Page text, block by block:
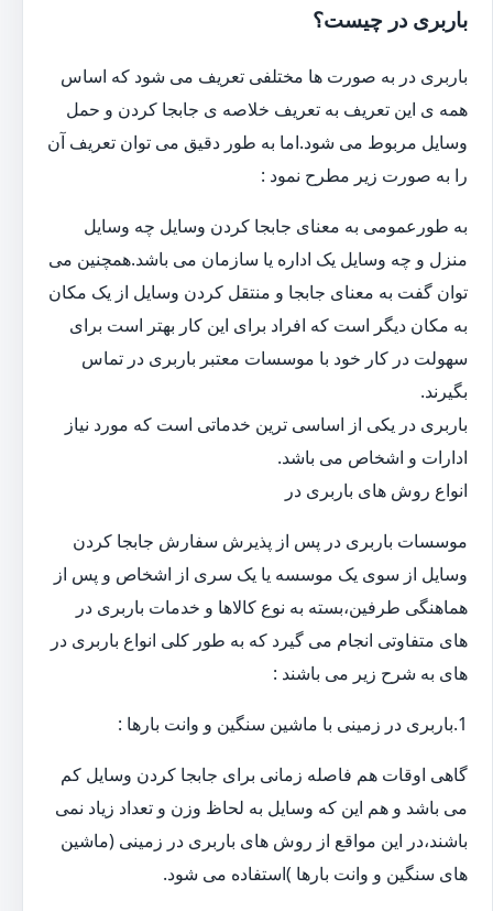
باربری در چیست؟
باربری در به صورت ها مختلفی تعریف می شود که اساس
همه ی این تعریف به تعریف خلاصه ی جابجا کردن و حمل
وسایل مربوط می شود.اما به طور دقیق می توان تعریف آن
را به صورت زیر مطرح نمود :
به طورعمومی به معنای جابجا کردن وسایل چه وسایل
منزل و چه وسایل یک اداره یا سازمان می باشد.همچنین می
توان گفت به معنای جابجا و منتقل کردن وسایل از یک مکان
به مکان دیگر است که افراد برای این کار بهتر است برای
سهولت در کار خود با موسسات معتبر باربری در تماس
بگیرند.
باربری در یکی از اساسی ترین خدماتی است که مورد نیاز
ادارات و اشخاص می باشد.
انواع روش های باربری در
موسسات باربری در پس از پذیرش سفارش جابجا کردن
وسایل از سوی یک موسسه یا یک سری از اشخاص و پس از
هماهنگی طرفین،بسته به نوع کالاها و خدمات باربری در
های متفاوتی انجام می گیرد که به طور کلی انواع باربری در
های به شرح زیر می باشند :
1.باربری در زمینی با ماشین سنگین و وانت بارها :
گاهی اوقات هم فاصله زمانی برای جابجا کردن وسایل کم
می باشد و هم این که وسایل به لحاظ وزن و تعداد زیاد نمی
باشند،در این مواقع از روش های باربری در زمینی (ماشین
های سنگین و وانت بارها )استفاده می شود.